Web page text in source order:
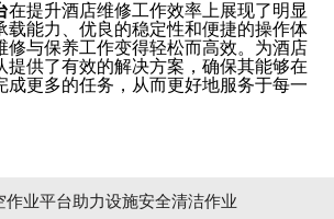
在提升酒店维修工作效率上展现了明显
载能力、优良的稳定性和便捷的操作体
修与保养工作变得轻松而高效。为酒店
提供了有效的解决方案，确保其能够在
成更多的任务，从而更好地服务于每一
作业平台助力设施安全清洁作业